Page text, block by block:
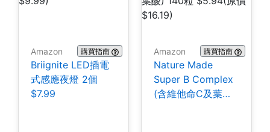
Amazon 購買指南
Briignite LED插電
式感應夜燈 2個
$7.99
Amazon 購買指南
Nature Made
Super B Complex
(含維他命C及葉酸)